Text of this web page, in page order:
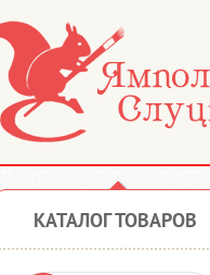
КАТАЛОГ ТОВАРОВ